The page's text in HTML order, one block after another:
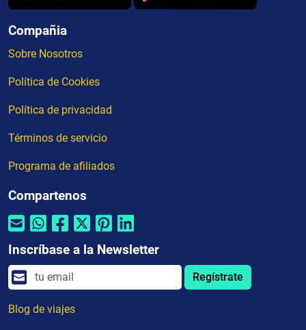
Compañia
Sobre Nosotros
Política de Cookies
Política de privacidad
Términos de servicio
Programa de afiliados
Compartenos
Inscríbase a la Newsletter
Regístrate
Blog de viajes